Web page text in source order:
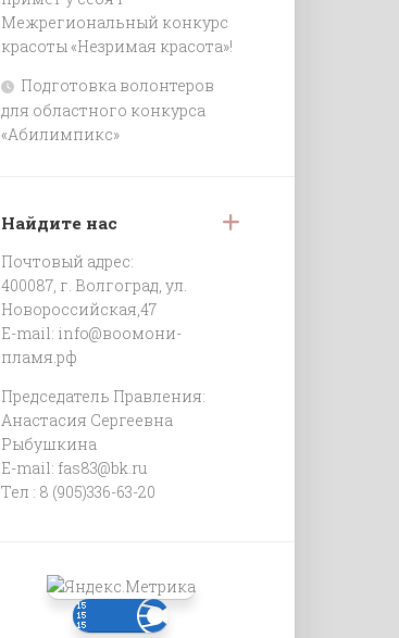
Межрегиональный конкурс
красоты «Незримая красота»!
Подготовка волонтеров
для областного конкурса
«Абилимпикс»
Найдите нас
Почтовый адрес:
400087, г. Волгоград, ул.
Новороссийская,47
E-mail: info@воомони-
пламя.рф
Председатель Правления:
Анастасия Сергеевна
Рыбушкина
E-mail: fas83@bk.ru
Тел : 8 (905)336-63-20